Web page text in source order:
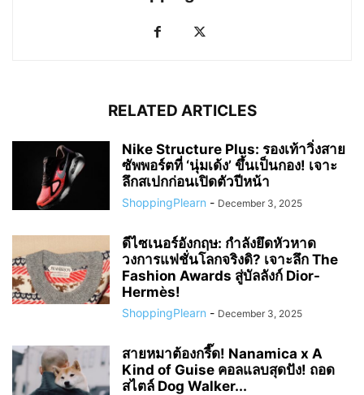
RELATED ARTICLES
Nike Structure Plus: รองเท้าวิ่งสาย
ซัพพอร์ตที่ ‘นุ่มเด้ง’ ขึ้นเป็นกอง! เจาะ
ลึกสเปกก่อนเปิดตัวปีหน้า
ShoppingPlearn - December 3, 2025
ดีไซเนอร์อังกฤษ: กำลังยึดหัวหาด
วงการแฟชั่นโลกจริงดิ? เจาะลึก The
Fashion Awards สู่บัลลังก์ Dior-
Hermès!
ShoppingPlearn - December 3, 2025
สายหมาต้องกรี๊ด! Nanamica x A
Kind of Guise คอลแลบสุดปัง! ถอด
สไตล์ Dog Walker...